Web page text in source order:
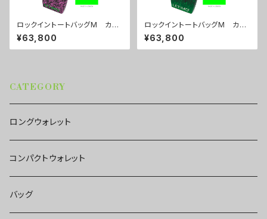
ロックイントートバッグM カラ
ー/ブレインズピンク ■配送ま
で約１か月
¥63,800
ロックイントートバッグM カラ
ー/ミストラルグリーン ■配送
まで約１か月
¥63,800
CATEGORY
ロングウォレット
コンパクトウォレット
バッグ